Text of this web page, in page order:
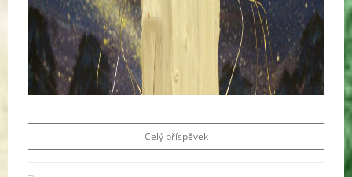
Celý příspěvek